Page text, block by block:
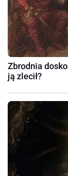
Zbrodnia
ją zlecił?